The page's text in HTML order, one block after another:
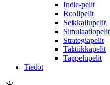
Indie-pelit
Roolipelit
Seikkailupelit
Simulaatiopelit
Strategiapelit
Taktiikkapelit
Tappelupelit
Tiedot